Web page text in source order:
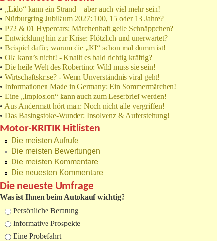
• „Lido“ kann ein Strand – aber auch viel mehr sein!
• Nürburgring Jubiläum 2027: 100, 15 oder 13 Jahre?
• P72 & 01 Hypercars: Märchenhaft geile Schnäppchen?
• Entwicklung hin zur Krise: Plötzlich und unerwartet?
• Beispiel dafür, warum die „KI“ schon mal dumm ist!
• Ola kann’s nicht! - Knallt es bald richtig kräftig?
• Die heile Welt des Robertino: Wild muss sie sein!
• Wirtschaftskrise? - Wenn Unverständnis viral geht!
• Informationen Made in Germany: Ein Sommermärchen!
• Eine „Implosion“ kann auch zum Leserbrief werden!
• Aus Andermatt hört man: Noch nicht alle vergriffen!
• Das Basingstoke-Wunder: Insolvenz & Auferstehung!
Motor-KRITIK Hitlisten
Die meisten Aufrufe
Die meisten Bewertungen
Die meisten Kommentare
Die neuesten Kommentare
Die neueste Umfrage
Was ist Ihnen beim Autokauf wichtig?
Auswahlmöglichkeiten
Persönliche Beratung
Informative Prospekte
Eine Probefahrt